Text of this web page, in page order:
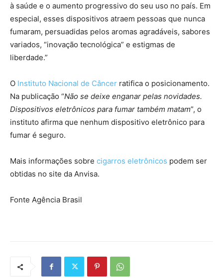
à saúde e o aumento progressivo do seu uso no país. Em
especial, esses dispositivos atraem pessoas que nunca
fumaram, persuadidas pelos aromas agradáveis, sabores
variados, “inovação tecnológica” e estigmas de
liberdade.”
O Instituto Nacional de Câncer ratifica o posicionamento.
Na publicação “Não se deixe enganar pelas novidades.
Dispositivos eletrônicos para fumar também matam”, o
instituto afirma que nenhum dispositivo eletrônico para
fumar é seguro.
Mais informações sobre cigarros eletrônicos podem ser
obtidas no site da Anvisa.
Fonte Agência Brasil